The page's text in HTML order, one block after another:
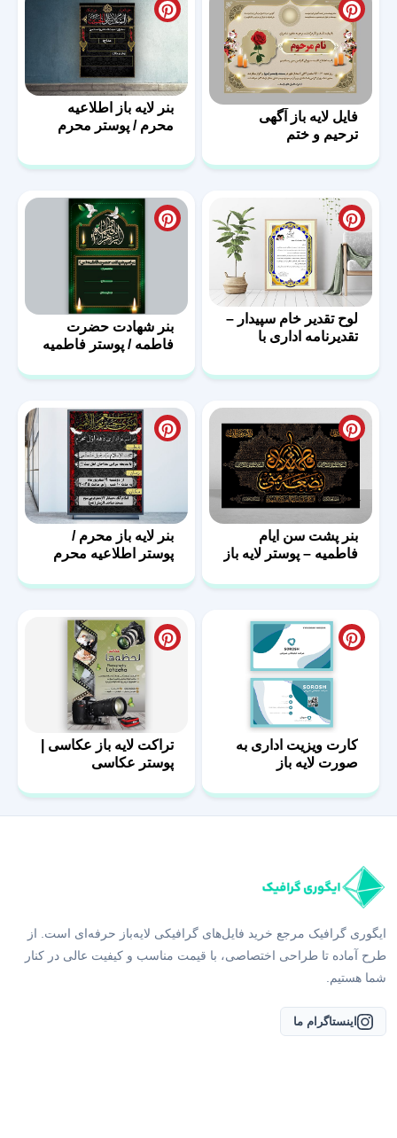
فایل لایه باز آگهی
ترحیم و ختم
بنر لایه باز اطلاعیه
محرم / پوستر محرم
لوح تقدیر خام سپیدار –
تقدیرنامه اداری با
بنر شهادت حضرت
فاطمه / پوستر فاطمیه
بنر پشت سن ایام
فاطمیه – پوستر لایه باز
بنر لایه باز محرم /
پوستر اطلاعیه محرم
کارت ویزیت اداری به
صورت لایه باز
تراکت لایه باز عکاسی |
پوستر عکاسی
ایگوری گرافیک مرجع خرید فایل‌های گرافیکی لایه‌باز حرفه‌ای است. از
طرح آماده تا طراحی اختصاصی، با قیمت مناسب و کیفیت عالی در کنار
شما هستیم.
اینستاگرام ما